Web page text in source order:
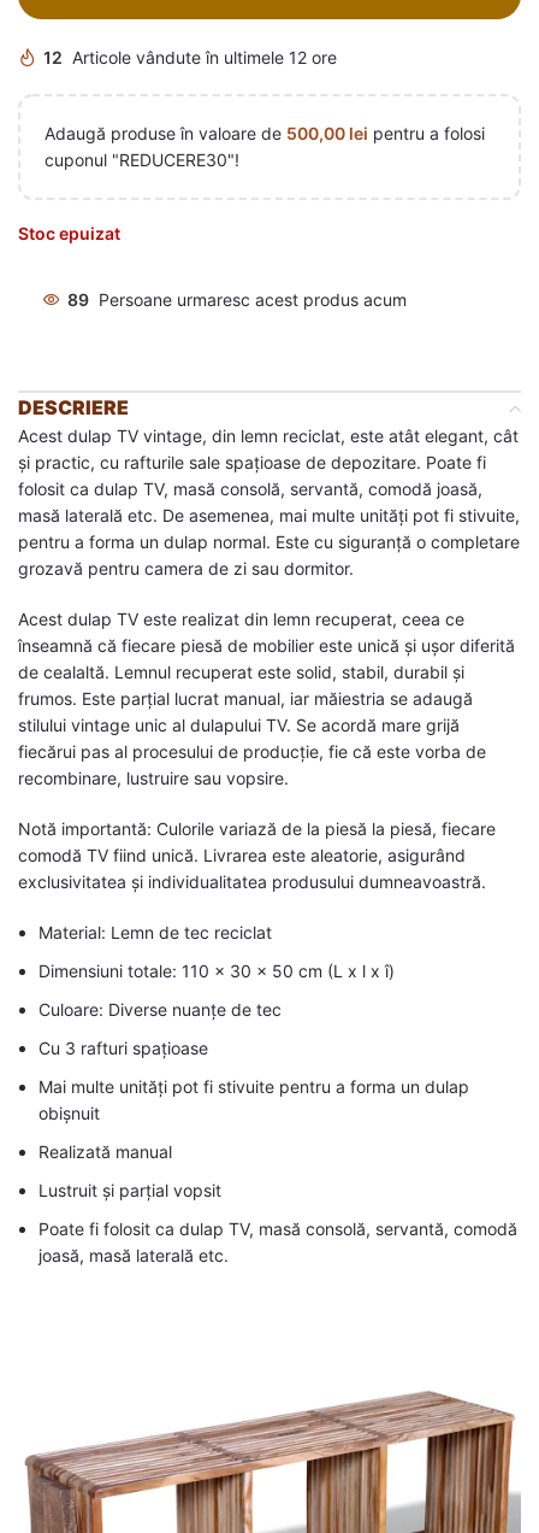
12 Articole vândute în ultimele 12 ore
Adaugă produse în valoare de 500,00 lei pentru a folosi
cuponul "REDUCERE30"!
Stoc epuizat
89 Persoane urmaresc acest produs acum
DESCRIERE
Acest dulap TV vintage, din lemn reciclat, este atât elegant, cât
și practic, cu rafturile sale spațioase de depozitare. Poate fi
folosit ca dulap TV, masă consolă, servantă, comodă joasă,
masă laterală etc. De asemenea, mai multe unități pot fi stivuite,
pentru a forma un dulap normal. Este cu siguranță o completare
grozavă pentru camera de zi sau dormitor.
Acest dulap TV este realizat din lemn recuperat, ceea ce
înseamnă că fiecare piesă de mobilier este unică și ușor diferită
de cealaltă. Lemnul recuperat este solid, stabil, durabil și
frumos. Este parțial lucrat manual, iar măiestria se adaugă
stilului vintage unic al dulapului TV. Se acordă mare grijă
fiecărui pas al procesului de producție, fie că este vorba de
recombinare, lustruire sau vopsire.
Notă importantă: Culorile variază de la piesă la piesă, fiecare
comodă TV fiind unică. Livrarea este aleatorie, asigurând
exclusivitatea și individualitatea produsului dumneavoastră.
Material: Lemn de tec reciclat
Dimensiuni totale: 110 x 30 x 50 cm (L x l x î)
Culoare: Diverse nuanțe de tec
Cu 3 rafturi spațioase
Mai multe unități pot fi stivuite pentru a forma un dulap
obișnuit
Realizată manual
Lustruit și parțial vopsit
Poate fi folosit ca dulap TV, masă consolă, servantă, comodă
joasă, masă laterală etc.